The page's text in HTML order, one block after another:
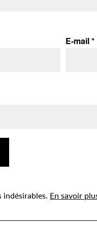
E-mail*
indésirables. En savoir